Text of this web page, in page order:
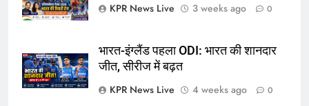
KPR News Live
3 weeks ago 0
भारत-इंग्लैंड पहला ODI: भारत की शानदार
जीत, सीरीज में बढ़त
KPR News Live
4 weeks ago 0